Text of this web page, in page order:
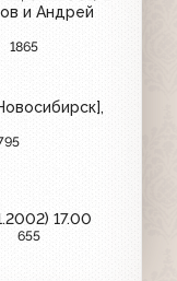
и Андрей
1865
17.00
655